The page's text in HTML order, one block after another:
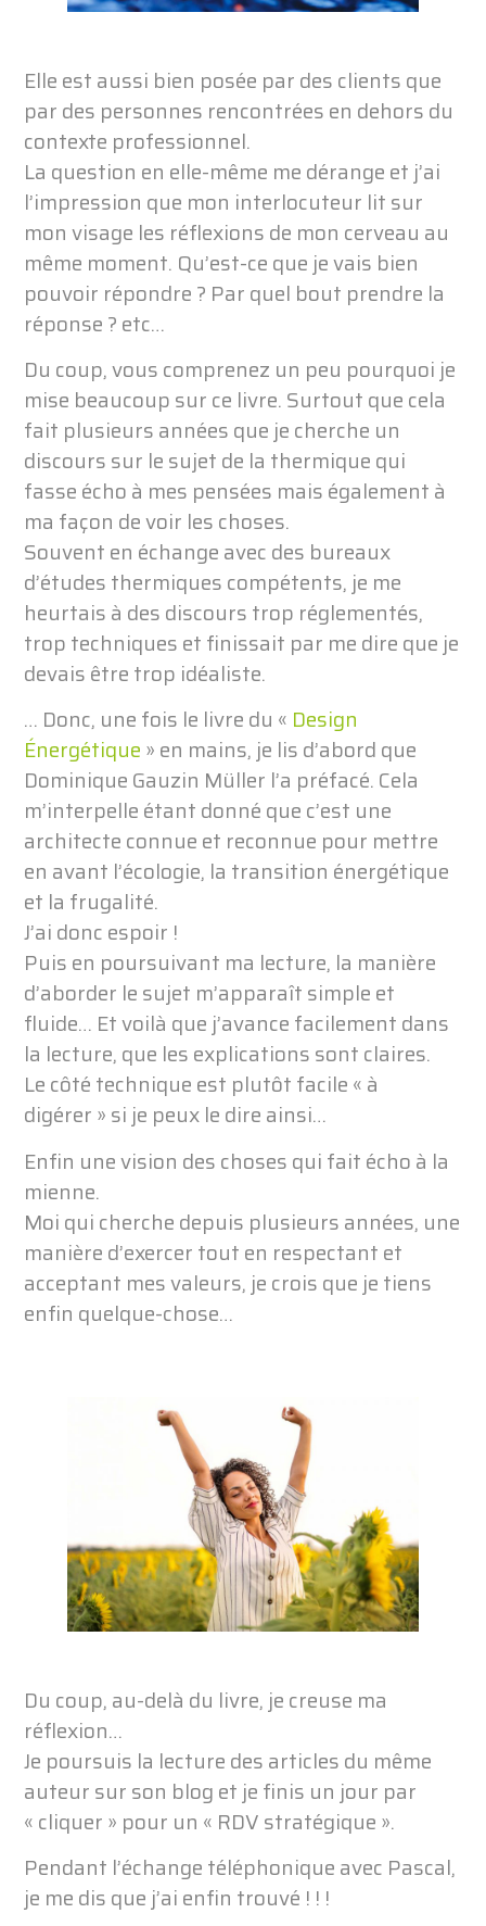
Elle est aussi bien posée par des clients que
par des personnes rencontrées en dehors du
contexte professionnel.
La question en elle-même me dérange et j’ai
l’impression que mon interlocuteur lit sur
mon visage les réflexions de mon cerveau au
même moment. Qu’est-ce que je vais bien
pouvoir répondre ? Par quel bout prendre la
réponse ? etc…
Du coup, vous comprenez un peu pourquoi je
mise beaucoup sur ce livre. Surtout que cela
fait plusieurs années que je cherche un
discours sur le sujet de la thermique qui
fasse écho à mes pensées mais également à
ma façon de voir les choses.
Souvent en échange avec des bureaux
d’études thermiques compétents, je me
heurtais à des discours trop réglementés,
trop techniques et finissait par me dire que je
devais être trop idéaliste.
… Donc, une fois le livre du « Design
Énergétique » en mains, je lis d’abord que
Dominique Gauzin Müller l’a préfacé. Cela
m’interpelle étant donné que c’est une
architecte connue et reconnue pour mettre
en avant l’écologie, la transition énergétique
et la frugalité.
J’ai donc espoir !
Puis en poursuivant ma lecture, la manière
d’aborder le sujet m’apparaît simple et
fluide… Et voilà que j’avance facilement dans
la lecture, que les explications sont claires.
Le côté technique est plutôt facile « à
digérer » si je peux le dire ainsi…
Enfin une vision des choses qui fait écho à la
mienne.
Moi qui cherche depuis plusieurs années, une
manière d’exercer tout en respectant et
acceptant mes valeurs, je crois que je tiens
enfin quelque-chose…
Du coup, au-delà du livre, je creuse ma
réflexion…
Je poursuis la lecture des articles du même
auteur sur son blog et je finis un jour par
« cliquer » pour un « RDV stratégique ».
Pendant l’échange téléphonique avec Pascal,
je me dis que j’ai enfin trouvé ! ! !